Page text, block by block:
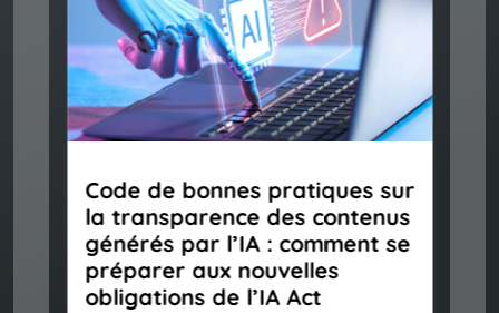
Code de bonnes pratiques sur
la transparence des contenus
générés par l’IA : comment se
préparer aux nouvelles
obligations de l’IA Act